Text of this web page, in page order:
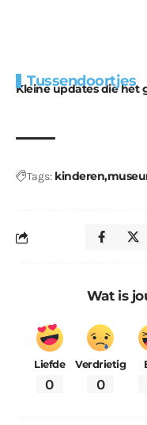
Tussendoortjes
Kleine updates die het
voor kabouters
Tags: kinderen
Wat is
Liefde
0
Verdrietig
0